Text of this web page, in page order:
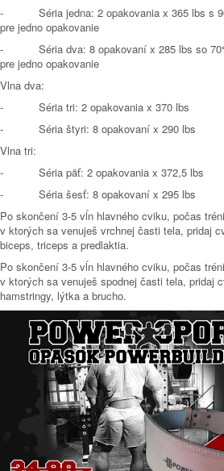
- Séria jedna: 2 opakovania x 365 lbs s
pre jedno opakovanie
- Séria dva: 8 opakovaní x 285 lbs so
pre jedno opakovanie
Vlna dva:
- Séria tri: 2 opakovania x 370 lbs
- Séria štyri: 8 opakovaní x 290 lbs
Vlna tri:
- Séria päť: 2 opakovania x 372,5 lbs
- Séria šesť: 8 opakovaní x 295 lbs
Po skončení 3-5 vĺn hlavného cviku, počas
v ktorých sa venuješ vrchnej časti tela, pridaj
biceps, triceps a predlaktia.
Po skončení 3-5 vĺn hlavného cviku, počas
v ktorých sa venuješ spodnej časti tela, pridaj
hamstringy, lýtka a brucho.